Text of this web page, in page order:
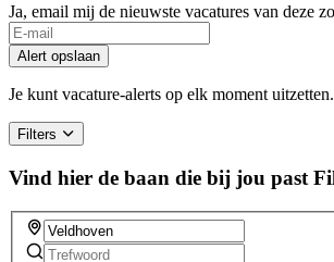
Ja, email mij de nieuwste vacatures van deze
Alert opslaan
Je kunt vacature-alerts op elk moment uitzetten.
Filters
Vind hier de baan die bij jou past